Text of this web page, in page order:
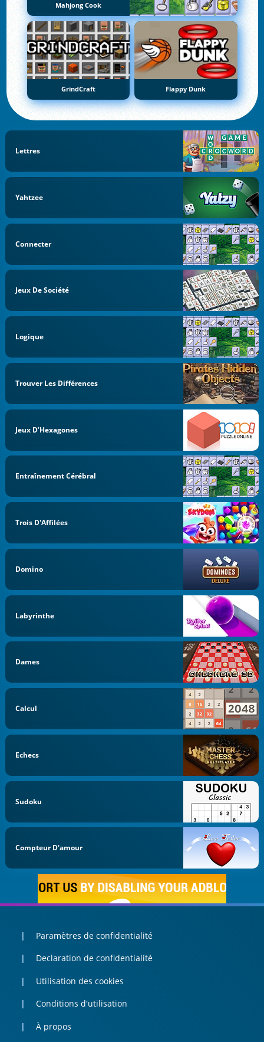
Mahjong Cook
GrindCraft Flappy Dunk
Lettres
Yahtzee
Connecter
Jeux De Société
Logique
Trouver Les Différences
Jeux D’Hexagones
Entraînement Cérébral
Trois D'Affilées
Domino
Labyrinthe
Dames
Calcul
Echecs
Sudoku
Compteur D'amour
Paramètres de confidentialité
Declaration de confidentialité
Utilisation des cookies
Conditions d'utilisation
À propos